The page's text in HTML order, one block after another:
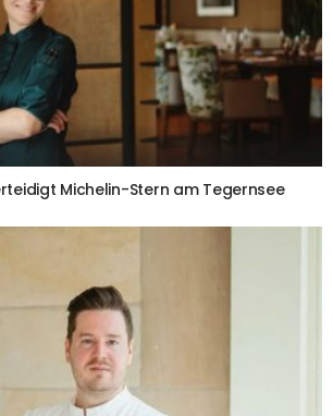
Michelin-Stern am Tegernsee